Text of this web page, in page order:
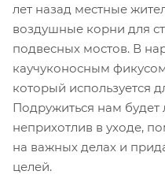
лет назад местные
воздушные корни для
подвесных мостов. В
каучуконосным фикусом
который используется
Подружиться нам будет
неприхотлив в уходе,
на важных делах и
целей.